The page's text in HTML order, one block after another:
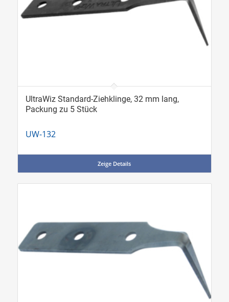
UltraWiz Standard-Ziehklinge, 32 mm lang,
Packung zu 5 Stück
UW-132
Zeige Details